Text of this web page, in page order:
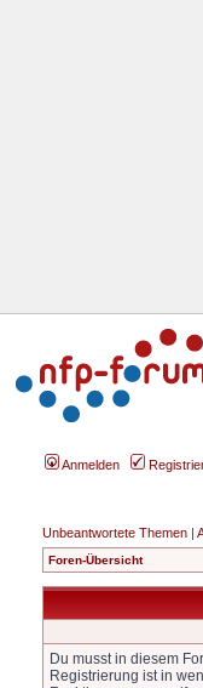
Anmelden
Unbeantwortete Themen |
Foren-Übersicht
Du musst in diesem
Registrierung ist in